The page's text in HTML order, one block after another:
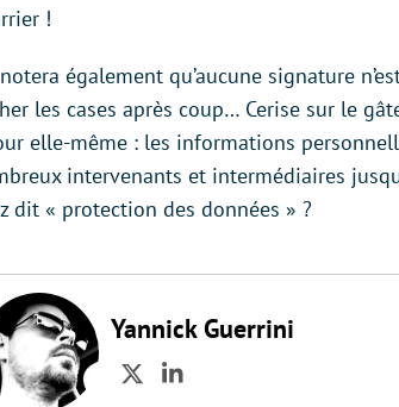
!
également qu’aucune signature
les cases après coup… Cerise sur le
elle-même : les informations
intervenants et intermédiaires
dit « protection des données » ?
Yannick Guerrini
TwitterLinkedIn